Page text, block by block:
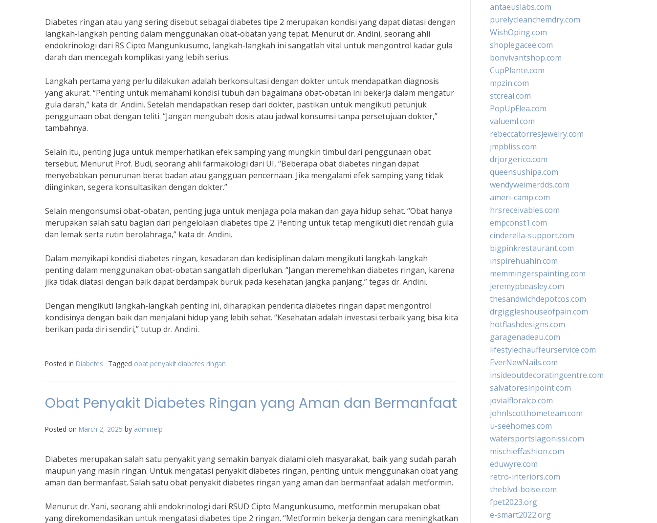
Diabetes ringan atau yang sering disebut sebagai diabetes tipe 2 merupakan kondisi yang dapat diatasi dengan
langkah-langkah penting dalam menggunakan obat-obatan yang tepat. Menurut dr. Andini, seorang ahli
endokrinologi dari RS Cipto Mangunkusumo, langkah-langkah ini sangatlah vital untuk mengontrol kadar gula
darah dan mencegah komplikasi yang lebih serius.
Langkah pertama yang perlu dilakukan adalah berkonsultasi dengan dokter untuk mendapatkan diagnosis
yang akurat. “Penting untuk memahami kondisi tubuh dan bagaimana obat-obatan ini bekerja dalam mengatur
gula darah,” kata dr. Andini. Setelah mendapatkan resep dari dokter, pastikan untuk mengikuti petunjuk
penggunaan obat dengan teliti. “Jangan mengubah dosis atau jadwal konsumsi tanpa persetujuan dokter,”
tambahnya.
Selain itu, penting juga untuk memperhatikan efek samping yang mungkin timbul dari penggunaan obat
tersebut. Menurut Prof. Budi, seorang ahli farmakologi dari UI, “Beberapa obat diabetes ringan dapat
menyebabkan penurunan berat badan atau gangguan pencernaan. Jika mengalami efek samping yang tidak
diinginkan, segera konsultasikan dengan dokter.”
Selain mengonsumsi obat-obatan, penting juga untuk menjaga pola makan dan gaya hidup sehat. “Obat hanya
merupakan salah satu bagian dari pengelolaan diabetes tipe 2. Penting untuk tetap mengikuti diet rendah gula
dan lemak serta rutin berolahraga,” kata dr. Andini.
Dalam menyikapi kondisi diabetes ringan, kesadaran dan kedisiplinan dalam mengikuti langkah-langkah
penting dalam menggunakan obat-obatan sangatlah diperlukan. “Jangan meremehkan diabetes ringan, karena
jika tidak diatasi dengan baik dapat berdampak buruk pada kesehatan jangka panjang,” tegas dr. Andini.
Dengan mengikuti langkah-langkah penting ini, diharapkan penderita diabetes ringan dapat mengontrol
kondisinya dengan baik dan menjalani hidup yang lebih sehat. “Kesehatan adalah investasi terbaik yang bisa kita
berikan pada diri sendiri,” tutup dr. Andini.
Posted in Diabetes Tagged obat penyakit diabetes ringan
Obat Penyakit Diabetes Ringan yang Aman dan Bermanfaat
Posted on March 2, 2025 by adminelp
Diabetes merupakan salah satu penyakit yang semakin banyak dialami oleh masyarakat, baik yang sudah parah
maupun yang masih ringan. Untuk mengatasi penyakit diabetes ringan, penting untuk menggunakan obat yang
aman dan bermanfaat. Salah satu obat penyakit diabetes ringan yang aman dan bermanfaat adalah metformin.
Menurut dr. Yani, seorang ahli endokrinologi dari RSUD Cipto Mangunkusumo, metformin merupakan obat
yang direkomendasikan untuk mengatasi diabetes tipe 2 ringan. “Metformin bekerja dengan cara meningkatkan
antaeuslabs.com
purelycleanchemdry.com
WishOping.com
shoplegacee.com
bonvivantshop.com
CupPlante.com
mpzin.com
stcreal.com
PopUpFlea.com
valueml.com
rebeccatorresjewelry.com
jmpbliss.com
drjorgerico.com
queensushipa.com
wendyweimerdds.com
ameri-camp.com
hrsreceivables.com
empconst1.com
cinderella-support.com
bigpinkrestaurant.com
inspirehuahin.com
memmingerspainting.com
jeremypbeasley.com
thesandwichdepotcos.com
drgiggleshouseofpain.com
hotflashdesigns.com
garagenadeau.com
lifestylechauffeurservice.com
EverNewNails.com
insideoutdecoratingcentre.com
salvatoresinpoint.com
jovialfloralco.com
johnlscotthometeam.com
u-seehomes.com
watersportslagonissi.com
mischieffashion.com
eduwyre.com
retro-interiors.com
theblvd-boise.com
fpet2023.org
e-smart2022.org